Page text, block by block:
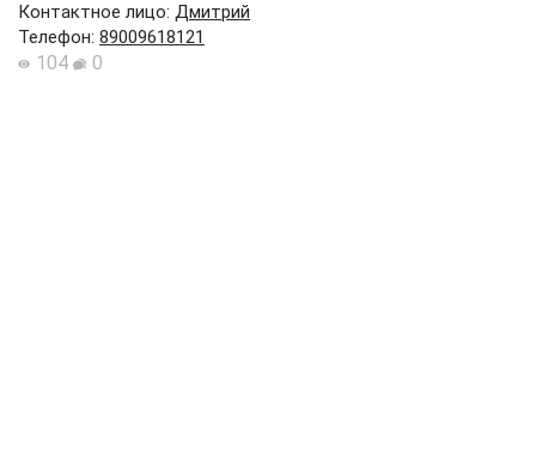
Контактное лицо: Дмитрий
Телефон: 89009618121
104 0